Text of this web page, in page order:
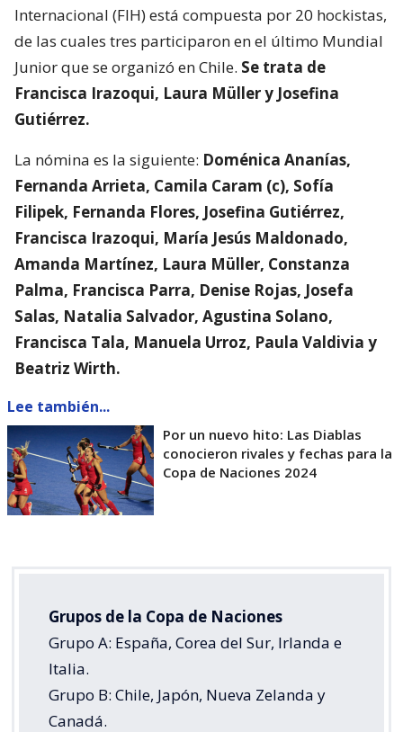
Internacional (FIH) está compuesta por 20 hockistas,
de las cuales tres participaron en el último Mundial
Junior que se organizó en Chile. Se trata de
Francisca Irazoqui, Laura Müller y Josefina
Gutiérrez.
La nómina es la siguiente: Doménica Ananías,
Fernanda Arrieta, Camila Caram (c), Sofía
Filipek, Fernanda Flores, Josefina Gutiérrez,
Francisca Irazoqui, María Jesús Maldonado,
Amanda Martínez, Laura Müller, Constanza
Palma, Francisca Parra, Denise Rojas, Josefa
Salas, Natalia Salvador, Agustina Solano,
Francisca Tala, Manuela Urroz, Paula Valdivia y
Beatriz Wirth.
Lee también...
Por un nuevo hito: Las Diablas
conocieron rivales y fechas para la
Copa de Naciones 2024
Grupos de la Copa de Naciones
Grupo A: España, Corea del Sur, Irlanda e
Italia.
Grupo B: Chile, Japón, Nueva Zelanda y
Canadá.